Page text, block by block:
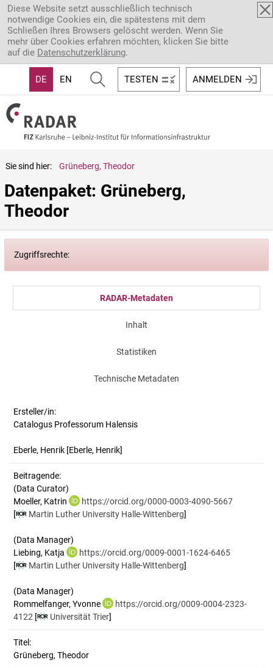
Direkt zum Inhalt
Diese Website setzt ausschließlich technisch
notwendige Cookies ein, die spätestens mit dem
Schließen Ihres Browsers gelöscht werden. Wenn Sie
mehr über Cookies erfahren möchten, klicken Sie bitte
auf die Datenschutzerklärung.
DE EN TESTEN ANMELDEN
Sie sind hier: Grüneberg, Theodor
Datenpaket: Grüneberg,
Theodor
Zugriffsrechte:
RADAR-Metadaten
Inhalt
Statistiken
Technische Metadaten
Ersteller/in:
Catalogus Professorum Halensis
Eberle, Henrik [Eberle, Henrik]
Beitragende:
(Data Curator)
Moeller, Katrin
https://orcid.org/0000-0003-4090-5667
[
Martin Luther University Halle-Wittenberg]
(Data Manager)
Liebing, Katja
https://orcid.org/0009-0001-1624-6465
[
Martin Luther University Halle-Wittenberg]
(Data Manager)
Rommelfanger, Yvonne
https://orcid.org/0009-0004-2323-
4122 [ Universität Trier]
Titel:
Grüneberg, Theodor